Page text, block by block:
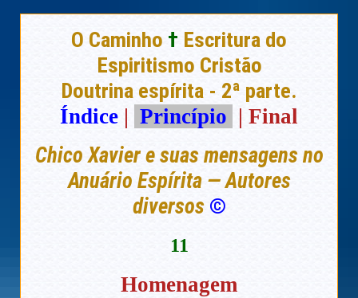
O Caminho † Escritura do
Espiritismo Cristão
Doutrina espírita - 2ª parte.
Índice | Princípio | Final
Chico Xavier e suas mensagens no
Anuário Espírita — Autores
diversos ©
11
Homenagem